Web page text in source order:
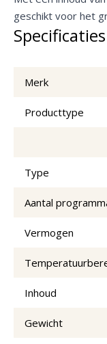
geschikt voor het
Specificaties
Merk
Producttype
Type
Aantal
Vermogen
Inhoud
Gewicht